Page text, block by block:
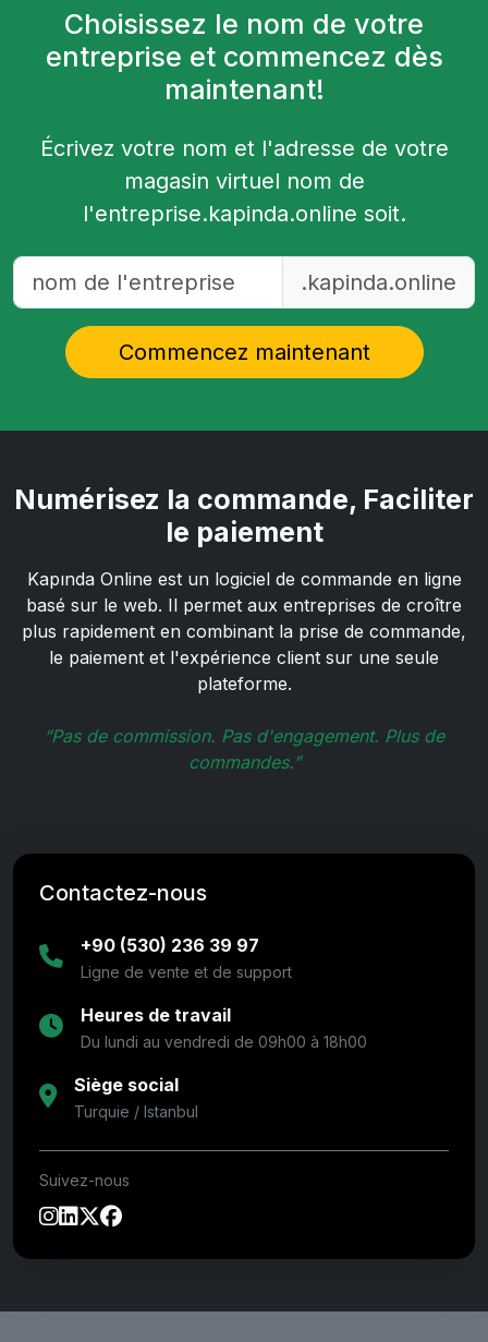
Choisissez le nom de votre
entreprise et commencez dès
maintenant!
Écrivez votre nom et l'adresse de votre
magasin virtuel nom de
l'entreprise.kapinda.online soit.
.kapinda.online
Commencez maintenant
Numérisez la commande, Faciliter
le paiement
Kapında Online est un logiciel de commande en ligne
basé sur le web. Il permet aux entreprises de croître
plus rapidement en combinant la prise de commande,
le paiement et l'expérience client sur une seule
plateforme.
“Pas de commission. Pas d'engagement. Plus de
commandes.”
Contactez-nous
+90 (530) 236 39 97
Ligne de vente et de support
Heures de travail
Du lundi au vendredi de 09h00 à 18h00
Siège social
Turquie / Istanbul
Suivez-nous